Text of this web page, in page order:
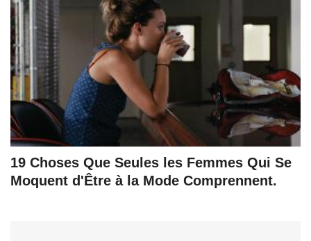
19 Choses Que Seules les Femmes Qui Se
Moquent d'Être à la Mode Comprennent.